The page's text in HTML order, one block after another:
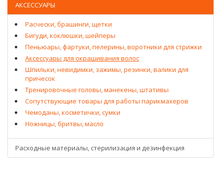
АКСЕССУАРЫ
Расчески, брашинги, щетки
Бигуди, коклюшки, шейперы
Пеньюары, фартуки, пелерины, воротники для стрижки
Аксессуары для окрашивания волос
Шпильки, невидимки, зажимы, резинки, валики для
причесок
Тренировочные головы, манекены, штативы
Сопутствующие товары для работы парикмахеров
Чемоданы, косметички, сумки
Ножницы, бритвы, масло
Расходные материалы, стерилизация и дезинфекция